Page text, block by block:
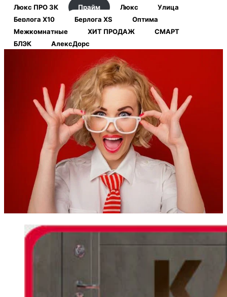
Люкс ПРО 3К
Прайм Люкс
Улица
Берлога Х10
Берлога XS
Оптима
Межкомнатные
ХИТ ПРОДАЖ
СМАРТ
БЛЭК
АлексДорс